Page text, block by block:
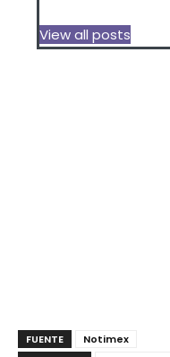
View all posts
FUENTE
Notimex